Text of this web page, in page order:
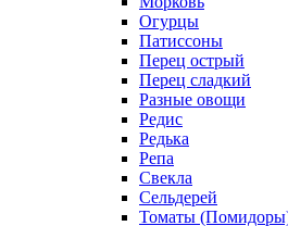
Огурцы
Патиссоны
Перец острый
Перец сладкий
Разные овощи
Редис
Редька
Репа
Свекла
Сельдерей
Томаты